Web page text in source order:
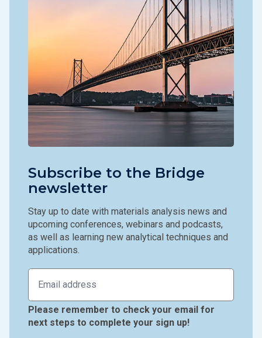
Subscribe to the Bridge
newsletter
Stay up to date with materials analysis news and
upcoming conferences, webinars and podcasts,
as well as learning new analytical techniques and
applications.
Please remember to check your email for
next steps to complete your sign up!